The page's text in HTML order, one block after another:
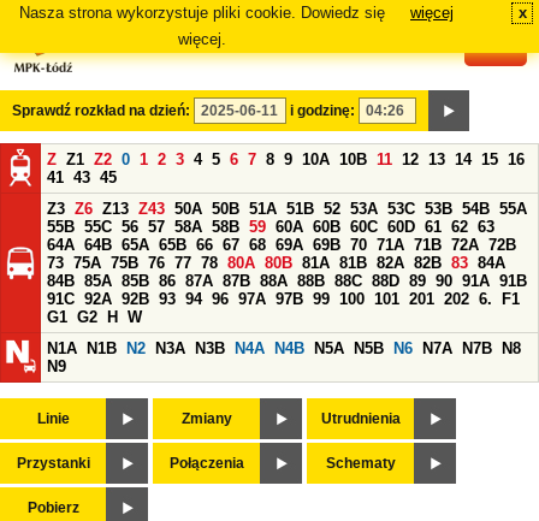
Nasza strona wykorzystuje pliki cookie. Dowiedz się
więcej.
więcej x
Sprawdź rozkład na dzień: i godzinę:
Z Z1 Z2 0 1 2 3 4 5 6 7 8 9 10A 10B 11 12 13 14 15 16
41 43 45
Z3 Z6 Z13 Z43 50A 50B 51A 51B 52 53A 53C 53B 54B 55A
55B 55C 56 57 58A 58B 59 60A 60B 60C 60D 61 62 63
64A 64B 65A 65B 66 67 68 69A 69B 70 71A 71B 72A 72B
73 75A 75B 76 77 78 80A 80B 81A 81B 82A 82B 83 84A
84B 85A 85B 86 87A 87B 88A 88B 88C 88D 89 90 91A 91B
91C 92A 92B 93 94 96 97A 97B 99 100 101 201 202 6.
F1
G1 G2 H
W
N1A
N1B N2 N3A N3B N4A N4B N5A N5B N6 N7A N7B
N8
N9
Linie Zmiany Utrudnienia
Przystanki Połączenia Schematy
Pobierz